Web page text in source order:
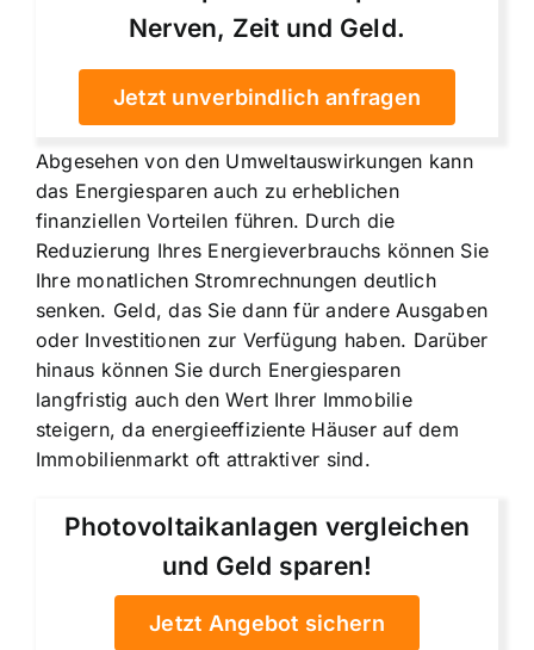
Nerven, Zeit und Geld.
Jetzt unverbindlich anfragen
Abgesehen von den Umweltauswirkungen kann
das Energiesparen auch zu erheblichen
finanziellen Vorteilen führen. Durch die
Reduzierung Ihres Energieverbrauchs können Sie
Ihre monatlichen Stromrechnungen deutlich
senken. Geld, das Sie dann für andere Ausgaben
oder Investitionen zur Verfügung haben. Darüber
hinaus können Sie durch Energiesparen
langfristig auch den Wert Ihrer Immobilie
steigern, da energieeffiziente Häuser auf dem
Immobilienmarkt oft attraktiver sind.
Photovoltaikanlagen vergleichen
und Geld sparen!
Jetzt Angebot sichern